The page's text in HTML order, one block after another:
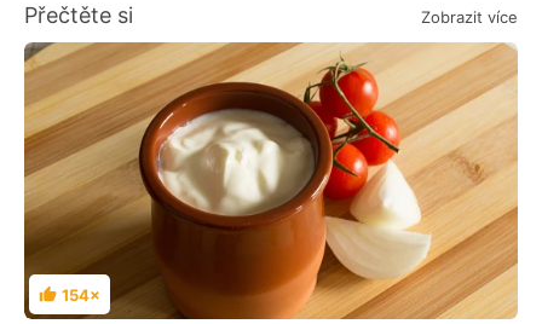
Přečtěte si Zobrazit více
Hodnocení
154×